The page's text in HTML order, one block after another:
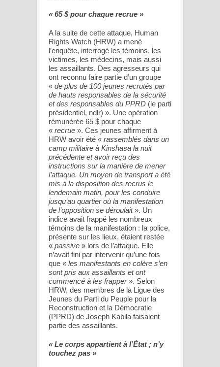
« 65 $ pour chaque recrue »
A la suite de cette attaque, Human
Rights Watch (HRW) a mené
l’enquête, interrogé les témoins, les
victimes, les médecins, mais aussi
les assaillants. Des agresseurs qui
ont reconnu faire partie d’un groupe
« de plus de 100 jeunes recrutés par
de hauts responsables de la sécurité
et des responsables du PPRD (le parti
présidentiel, ndlr) ». Une opération
rémunérée 65 $ pour chaque
« recrue ». Ces jeunes affirment à
HRW avoir été « rassemblés dans un
camp militaire à Kinshasa la nuit
précédente et avoir reçu des
instructions sur la manière de mener
l’attaque. Un moyen de transport a été
mis à la disposition des recrus le
lendemain matin, pour les conduire
jusqu’au quartier où la manifestation
de l’opposition se déroulait». Un
indice avait frappé les nombreux
témoins de la manifestation : la police,
présente sur les lieux, étaient restée
« passive » lors de l’attaque. Elle
n’avait fini par intervenir qu’une fois
que « les manifestants en colère s’en
sont pris aux assaillants et ont
commencé à les frapper». Selon
HRW, des membres de la Ligue des
Jeunes du Parti du Peuple pour la
Reconstruction et la Démocratie
(PPRD) de Joseph Kabila faisaient
partie des assaillants.
« Le corps appartient à l’État ; n’y
touchez pas »